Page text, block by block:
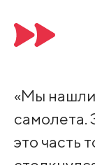
«Мы
самолета.
это часть